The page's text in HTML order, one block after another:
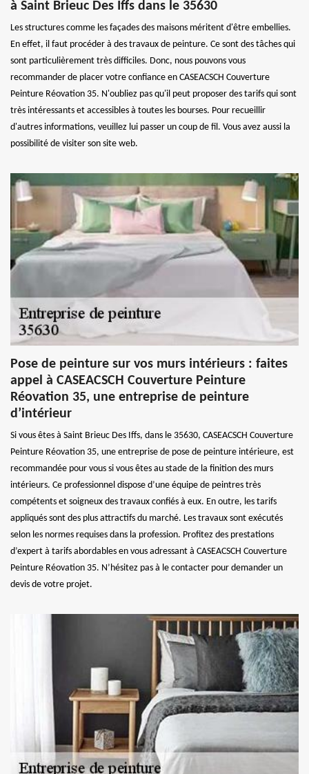
à Saint Brieuc Des Iffs dans le 35630
Les structures comme les façades des maisons méritent d'être embellies.
En effet, il faut procéder à des travaux de peinture. Ce sont des tâches qui
sont particulièrement très difficiles. Donc, nous pouvons vous
recommander de placer votre confiance en CASEACSCH Couverture
Peinture Réovation 35. N'oubliez pas qu'il peut proposer des tarifs qui sont
très intéressants et accessibles à toutes les bourses. Pour recueillir
d'autres informations, veuillez lui passer un coup de fil. Vous avez aussi la
possibilité de visiter son site web.
Pose de peinture sur vos murs intérieurs : faites
appel à CASEACSCH Couverture Peinture
Réovation 35, une entreprise de peinture
d’intérieur
Si vous êtes à Saint Brieuc Des Iffs, dans le 35630, CASEACSCH Couverture
Peinture Réovation 35, une entreprise de pose de peinture intérieure, est
recommandée pour vous si vous êtes au stade de la finition des murs
intérieurs. Ce professionnel dispose d’une équipe de peintres très
compétents et soigneux des travaux confiés à eux. En outre, les tarifs
appliqués sont des plus attractifs du marché. Les travaux sont exécutés
selon les normes requises dans la profession. Profitez des prestations
d’expert à tarifs abordables en vous adressant à CASEACSCH Couverture
Peinture Réovation 35. N’hésitez pas à le contacter pour demander un
devis de votre projet.